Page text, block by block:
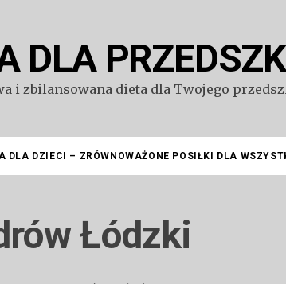
DLA
i zbilansowana dieta dla Twojego
DLA DZIECI – ZRÓWNOWAŻONE POSIŁKI DLA
Łódzki